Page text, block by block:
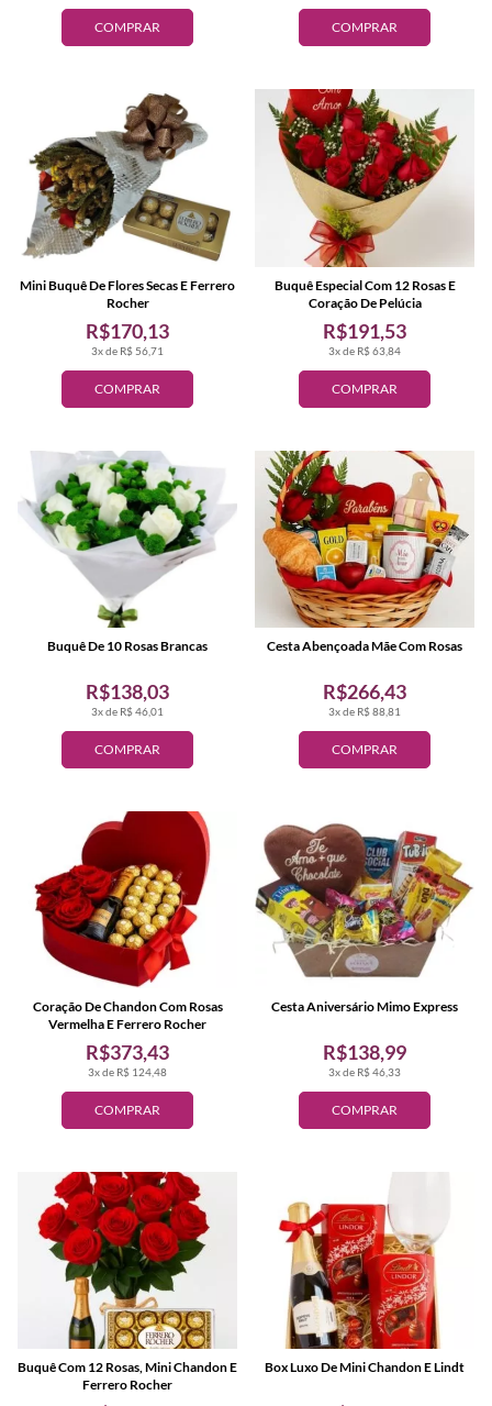
COMPRAR COMPRAR
COMPRAR
3x de R$ 56,71
R$170,13
Mini Buquê De Flores Secas E Ferrero
Rocher
COMPRAR
3x de R$ 63,84
R$191,53
Buquê Especial Com 12 Rosas E
Coração De Pelúcia
COMPRAR
3x de R$ 46,01
R$138,03
Buquê De 10 Rosas Brancas
COMPRAR
3x de R$ 88,81
R$266,43
Cesta Abençoada Mãe Com Rosas
COMPRAR
3x de R$ 124,48
R$373,43
Coração De Chandon Com Rosas
Vermelha E Ferrero Rocher
COMPRAR
3x de R$ 46,33
R$138,99
Cesta Aniversário Mimo Express
Buquê Com 12 Rosas, Mini Chandon E
Ferrero Rocher
Box Luxo De Mini Chandon E Lindt